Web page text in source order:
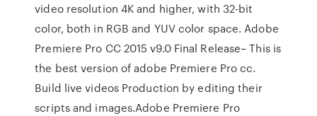
video resolution 4K and higher, with 32-bit
color, both in RGB and YUV color space. Adobe
Premiere Pro CC 2015 v9.0 Final Release– This is
the best version of adobe Premiere Pro cc.
Build live videos Production by editing their
scripts and images.Adobe Premiere Pro